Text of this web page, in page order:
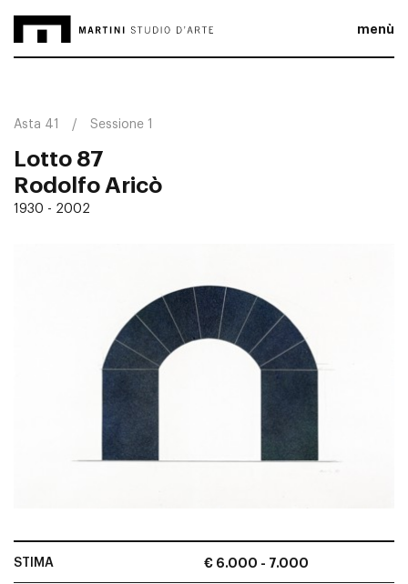
menù
Asta 41 Sessione 1
Lotto 87
Rodolfo Aricò
1930 - 2002
STIMA € 6.000 - 7.000